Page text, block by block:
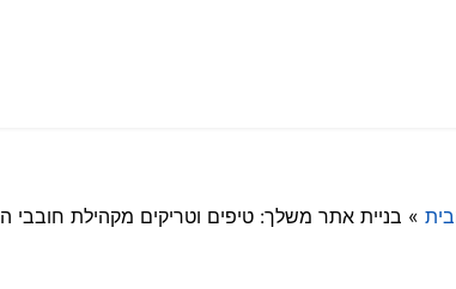
» בניית אתר משלך: טיפים וטריקים מקהילת חובבי